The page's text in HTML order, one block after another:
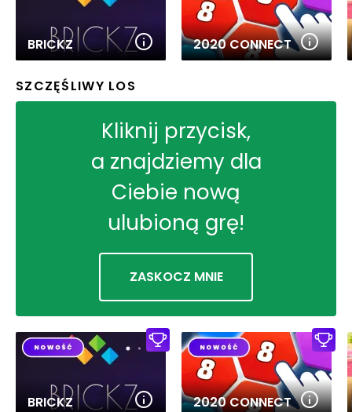
BRICKZ 2020 CONNECT
SZCZĘŚLIWY LOS
Kliknij przycisk,
a znajdziemy dla
Ciebie nową
ulubioną grę!
ZASKOCZ MNIE
BRICKZ 2020 CONNECT